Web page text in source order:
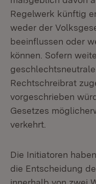
Regelwerk künftig
weder der
beeinflussen oder
können. Sofern
Rechtschreibrat
vorgeschrieben
Gesetzes
verkehrt.
Die Initiatoren
die Entscheidung